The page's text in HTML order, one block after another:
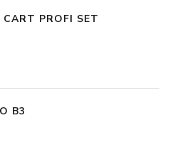
CART PROFI SET
B3